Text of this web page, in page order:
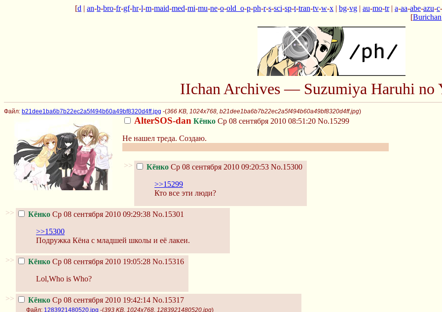
[d | an-b-bro-fr-gf-hr-l-m-maid-med-mi-mu-ne-o-old_o-p-ph-r-s-sci-sp-t-tran-tv-w-x | bg-vg | au-mo-tr| a-aa-abe-azu-c-
[Burichan
IIchan Archives — Suzumiya Haruhi no
Файл: b21dee1ba6b7b22ec2a5f494b60a49bf8320d4ff.jpg -(366 KB, 1024x768, b21dee1ba6b7b22ec2a5f494b60a49bf8320d4ff.jpg)
AlterSOS-dan Кёнко Ср 08 сентября 2010 08:51:20 No.15299
Не нашел треда. Создаю.
>> Кёнко Ср 08 сентября 2010 09:20:53 No.15300
>>15299
Кто все эти люди?
>> Кёнко Ср 08 сентября 2010 09:29:38 No.15301
>>15300
Подружка Кёна с младшей школы и её лакеи.
>> Кёнко Ср 08 сентября 2010 19:05:28 No.15316
Lol,Who is Who?
>> Кёнко Ср 08 сентября 2010 19:42:14 No.15317
Файл: 1283921480520.jpg -(393 KB, 1024x768, 1283921480520.jpg)